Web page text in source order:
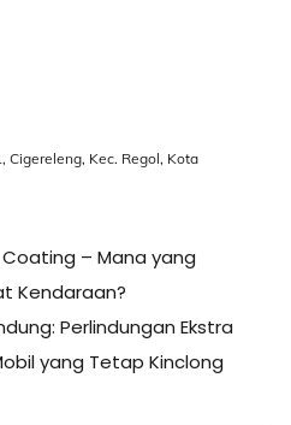
Cigereleng, Kec. Regol, Kota
Coating – Mana yang
Kendaraan?
Perlindungan Ekstra
yang Tetap Kinclong